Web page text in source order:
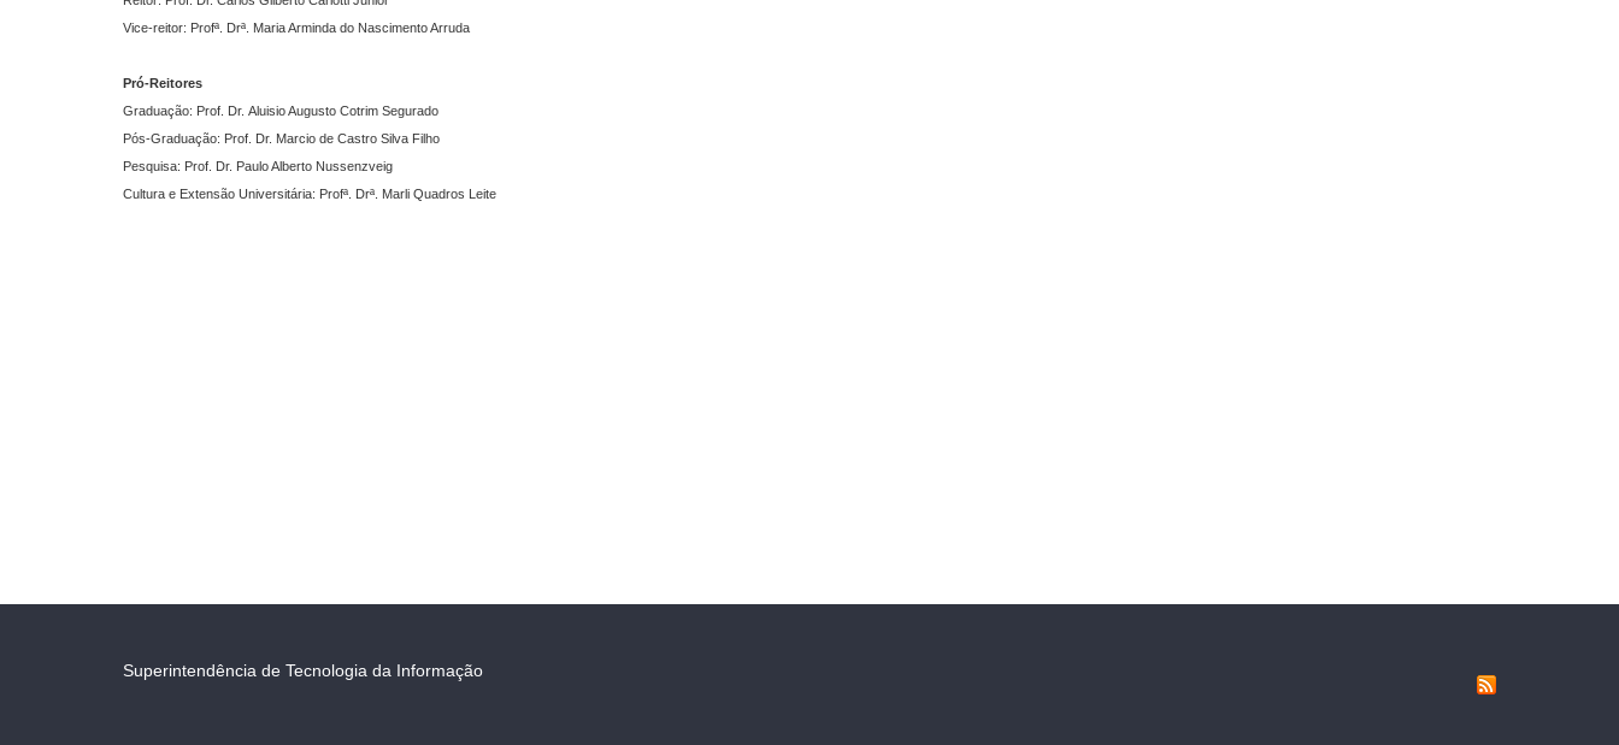
Vice-reitor: Profª. Drª. Maria Arminda do Nascimento Arruda
Pró-Reitores
Graduação: Prof. Dr. Aluisio Augusto Cotrim Segurado
Pós-Graduação: Prof. Dr. Marcio de Castro Silva Filho
Pesquisa: Prof. Dr. Paulo Alberto Nussenzveig
Cultura e Extensão Universitária: Profª. Drª. Marli Quadros Leite
Superintendência de Tecnologia da Informação